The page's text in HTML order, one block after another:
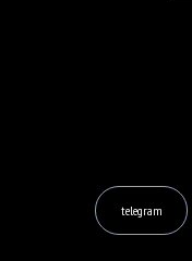
telegram